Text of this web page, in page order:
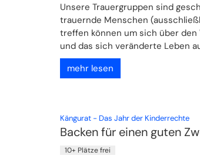
Unsere Trauergruppen sind
trauernde Menschen
treffen können um sich über
und das sich veränderte Leben
mehr lesen
Kängurat - Das Jahr der Kinderrechte:
Backen für einen guten
10+ Plätze frei